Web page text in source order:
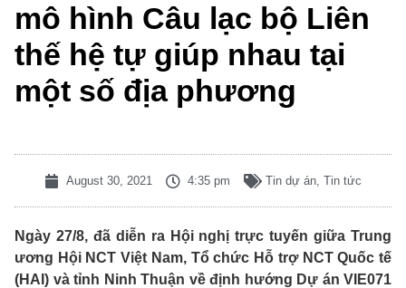
mô hình Câu lạc bộ Liên
thế hệ tự giúp nhau tại
một số địa phương
August 30, 2021 4:35 pm Tin dự án, Tin tức
Ngày 27/8, đã diễn ra Hội nghị trực tuyến giữa Trung
ương Hội NCT Việt Nam, Tổ chức Hỗ trợ NCT Quốc tế
(HAI) và tỉnh Ninh Thuận về định hướng Dự án VIE071